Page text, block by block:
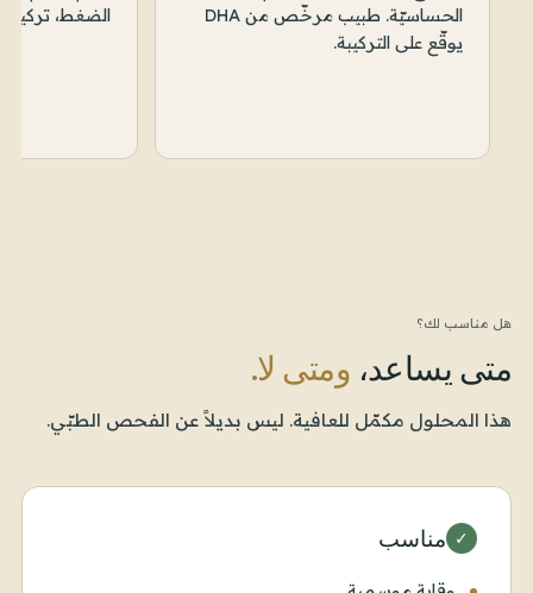
الحساسيّة. طبيب مرخّص من DHA
يوقّع على التركيبة.
الضغط، تركيب
هل مناسب لك؟
متى يساعد، ومتى لا.
هذا المحلول مكمّل للعافية. ليس بديلاً عن الفحص الطبّي.
✓ مناسب